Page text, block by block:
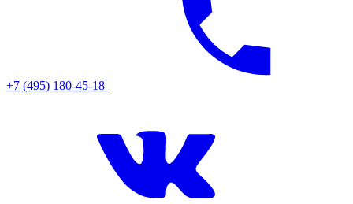
+7 (495) 180-45-18